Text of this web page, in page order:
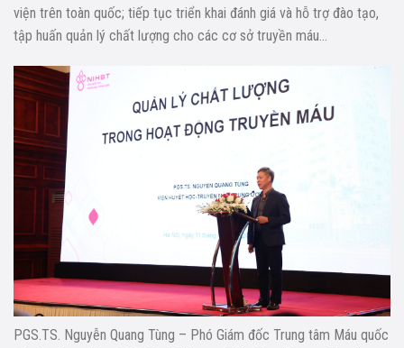
viện trên toàn quốc; tiếp tục triển khai đánh giá và hỗ trợ đào tạo,
tập huấn quản lý chất lượng cho các cơ sở truyền máu…
PGS.TS. Nguyễn Quang Tùng – Phó Giám đốc Trung tâm Máu quốc